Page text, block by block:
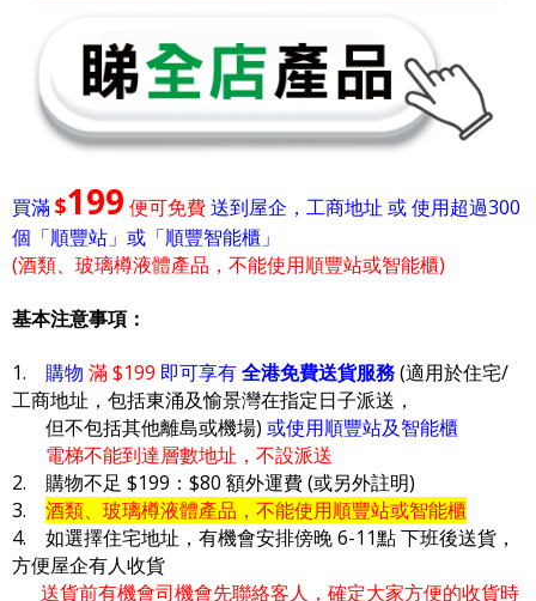
買滿$199 便可免費送到屋企，工商地址 或 使用超過300
個「順豐站」或「順豐智能櫃」
(酒類、玻璃樽液體產品，不能使用順豐站或智能櫃)
基本注意事項：
1. 購物 滿 $199 即可享有全港免費送貨服務(適用於住宅/
工商地址，包括東涌及愉景灣在指定日子派送，
但不包括其他離島或機場) 或使用順豐站及智能櫃
電梯不能到達層數地址，不設派送
2. 購物不足 $199：$80 額外運費 (或另外註明)
3. 酒類、玻璃樽液體產品，不能使用順豐站或智能櫃
4. 如選擇住宅地址，有機會安排傍晚 6-11點 下班後送貨，
方便屋企有人收貨
送貨前有機會司機會先聯絡客人，確定大家方便的收貨時